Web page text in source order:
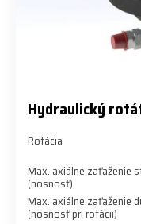
Hydraulický
Rotácia
Max. axiálne zaťaženie
(nosnosť)
Max. axiálne zaťaženie
(nosnosť pri rotácii)